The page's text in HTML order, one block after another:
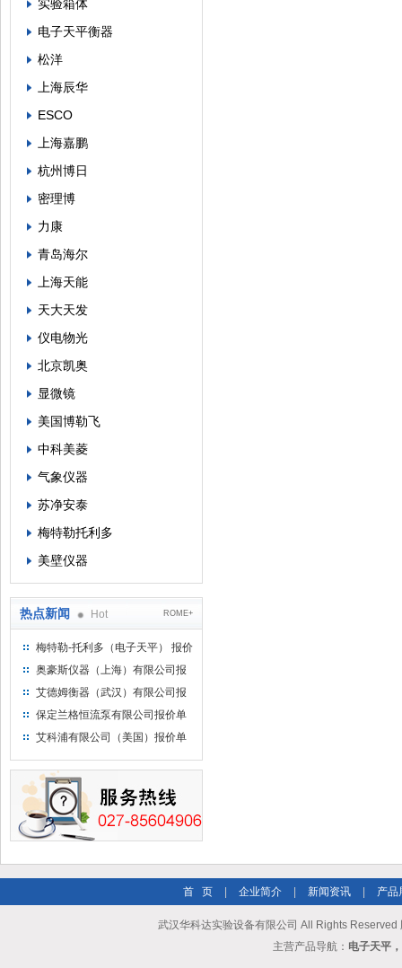
实验箱体
电子天平衡器
松洋
上海辰华
ESCO
上海嘉鹏
杭州博日
密理博
力康
青岛海尔
上海天能
天大天发
仪电物光
北京凯奥
显微镜
美国博勒飞
中科美菱
气象仪器
苏净安泰
梅特勒托利多
美壁仪器
热点新闻 Hot ROME+
梅特勒-托利多（电子天平） 报价
单
奥豪斯仪器（上海）有限公司报
价单
艾德姆衡器（武汉）有限公司报
价单
保定兰格恒流泵有限公司报价单
艾科浦有限公司（美国）报价单
首 页 企业简介 新闻资讯 产品
武汉华科达实验设备有限公司 All Rights Reserved
主营产品导航： 电子天平